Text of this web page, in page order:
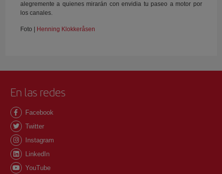
alegremente a quienes mirarán con envidia tu paseo a motor por
los canales.
Foto | Henning Klokkeråsen
En las redes
Facebook
Twitter
Instagram
LinkedIn
YouTube